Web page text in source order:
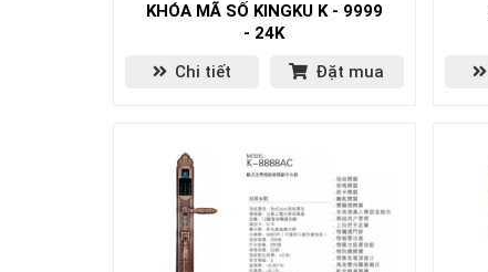
KHÓA MÃ SỐ KINGKU K - 9999
- 24K
Chi tiết
Đặt mua